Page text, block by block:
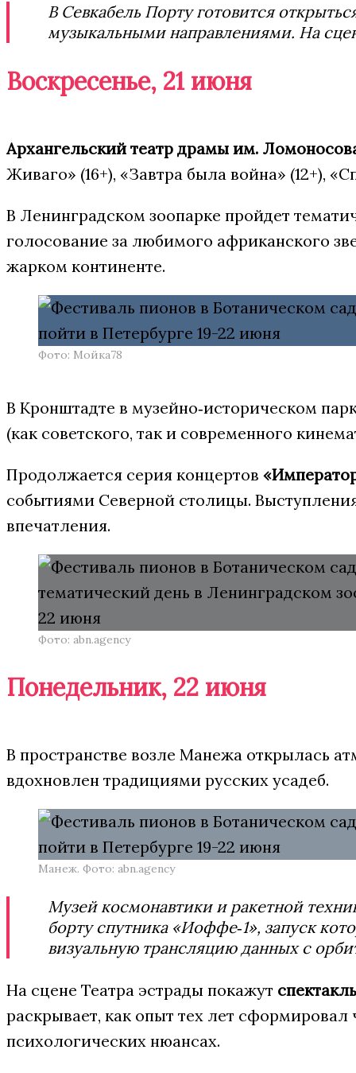
В Севкабель Порту готовится
музыкальными направлениями. На
Воскресенье, 21 июня
Архангельский театр драмы им.
Живаго» (16+), «Завтра была война» (12+),
В Ленинградском зоопарке пройдет
голосование за любимого африканского
жарком континенте.
Фото: Мойка78
В Кронштадте в музейно‑историческом
(как советского, так и современного
Продолжается серия концертов
событиями Северной столицы.
впечатления.
Фото: abn.agency
Понедельник, 22 июня
В пространстве возле Манежа открылась
вдохновлен традициями русских усадеб.
Манеж. Фото: abn.agency
Музей космонавтики и ракетной
борту спутника «Иоффе‑1», запуск
визуальную трансляцию данных с
На сцене Театра эстрады покажут
раскрывает, как опыт тех лет
психологических нюансах.